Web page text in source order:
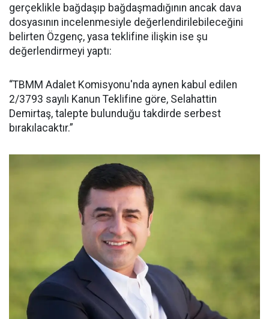
gerçeklikle bağdaşıp bağdaşmadığının ancak dava
dosyasının incelenmesiyle değerlendirilebileceğini
belirten Özgenç, yasa teklifine ilişkin ise şu
değerlendirmeyi yaptı:
“TBMM Adalet Komisyonu'nda aynen kabul edilen
2/3793 sayılı Kanun Teklifine göre, Selahattin
Demirtaş, talepte bulunduğu takdirde serbest
bırakılacaktır.”